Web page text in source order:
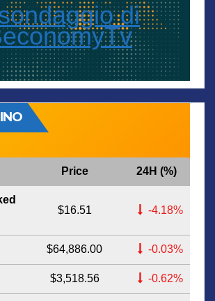
di
Price 24H (%)
$16.51 -4.18%
$64,886.00 -0.03%
$3,518.56 -0.62%